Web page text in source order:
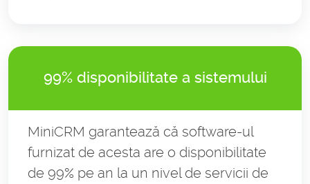
99% disponibilitate a sistemului
MiniCRM garantează că software-ul
furnizat de acesta are o disponibilitate
de 99% pe an la un nivel de servicii de